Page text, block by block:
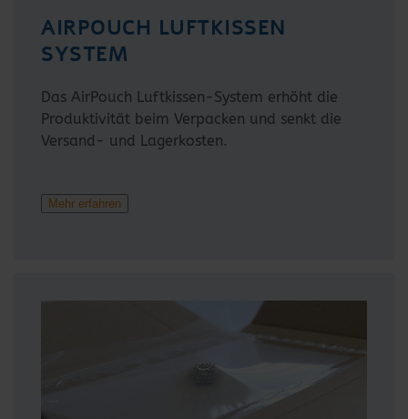
AIRPOUCH LUFTKISSEN
SYSTEM
Das AirPouch Luftkissen-System erhöht die
Produktivität beim Verpacken und senkt die
Versand- und Lagerkosten.
Mehr erfahren